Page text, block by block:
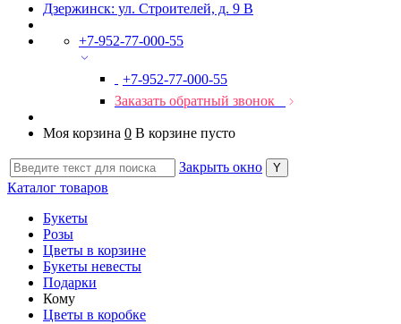
Дзержинск: ул. Строителей, д. 9 В
+7-952-77-000-55
+7-952-77-000-55
Заказать обратный звонок
Моя корзина 0 В корзине пусто
Закрыть окно
Каталог товаров
Букеты
Розы
Цветы в корзине
Букеты невесты
Подарки
Кому
Цветы в коробке